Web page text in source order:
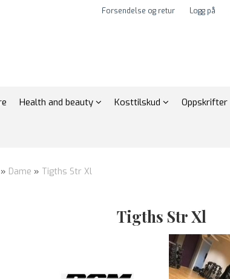
Forsendelse og retur Logg på
Health and beauty Kosttilskud Oppskrifter
» Dame » Tigths Str Xl
Tigths Str Xl